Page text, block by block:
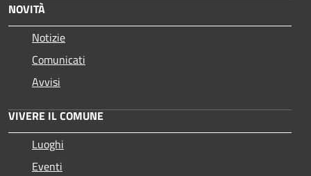
NOVITÀ
Notizie
Comunicati
Avvisi
VIVERE IL COMUNE
Luoghi
Eventi